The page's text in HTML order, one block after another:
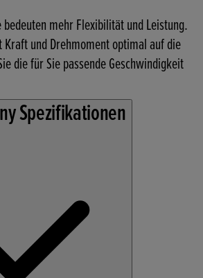
bedeuten mehr Flexibilität und Leistung.
Kraft und Drehmoment optimal auf die
die für Sie passende Geschwindigkeit
Spezifikationen